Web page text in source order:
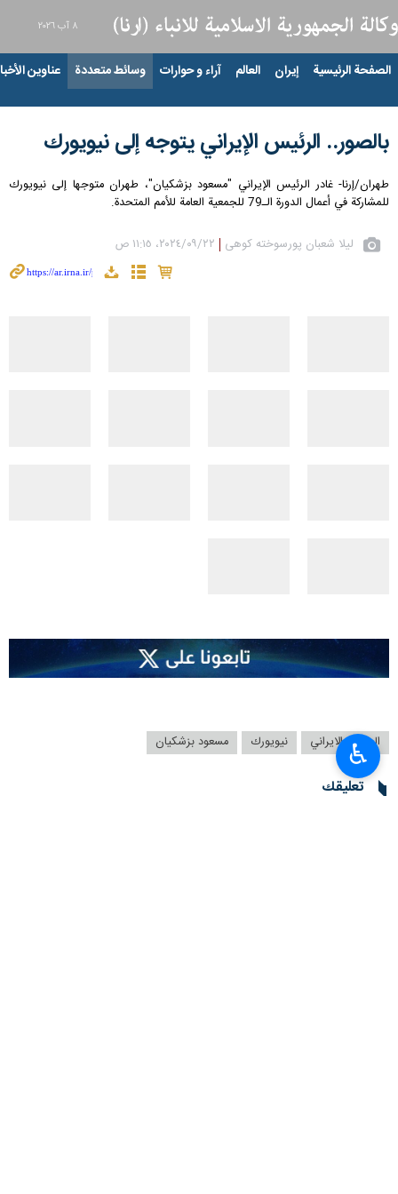
٨ آب ٢٠٢٦
الصفحة الرئيسية إيران العالم آراء و حوارات وسائط متعددة عناوين
بالصور.. الرئيس الإيراني یتوجه إلى نيويورك
طهران/إرنا- غادر الرئيس الإيراني "مسعود بزشكيان"، طهران متوجها إلى نيويورك
للمشاركة في أعمال الدورة الـ79 للجمعية العامة للأمم المتحدة.
لیلا شعبان پورسوخته کوهی ٢٢‏/٠٩‏/٢٠٢٤، ١١:١٥ ص
الرئيس الايراني نيويورك مسعود بزشکیان
تعليقك
♿︎